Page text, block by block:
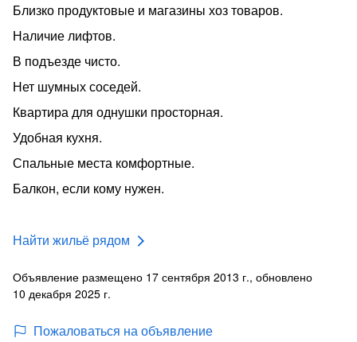
Близко продуктовые и магазины хоз товаров.
Наличие лифтов.
В подъезде чисто.
Нет шумных соседей.
Квартира для однушки просторная.
Удобная кухня.
Спальные места комфортные.
Балкон, если кому нужен.
Найти жильё рядом
Объявление размещено 17 сентября 2013 г., обновлено
10 декабря 2025 г.
Пожаловаться на объявление